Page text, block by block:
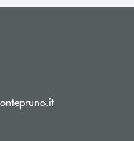
(si apre l’app di